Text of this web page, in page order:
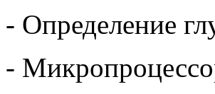
- Определение
-